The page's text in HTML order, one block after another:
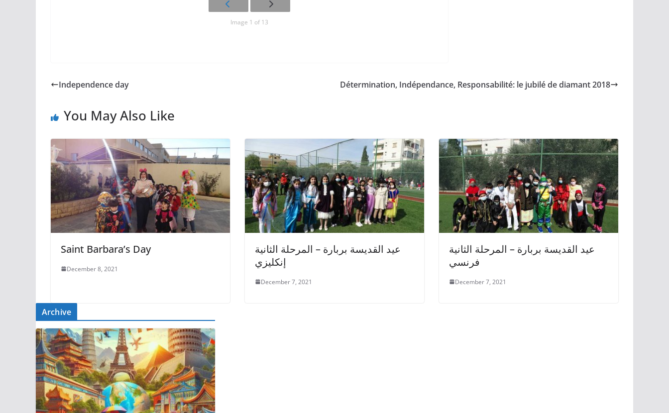
Image 1 of 13
Independence day Détermination, Indépendance, Responsabilité: le jubilé de diamant 2018
You May Also Like
Saint Barbara’s Day
December 8, 2021
عيد القديسة بربارة – المرحلة الثانية
إنكليزي
December 7, 2021
عيد القديسة بربارة – المرحلة الثانية
فرنسي
December 7, 2021
Archive